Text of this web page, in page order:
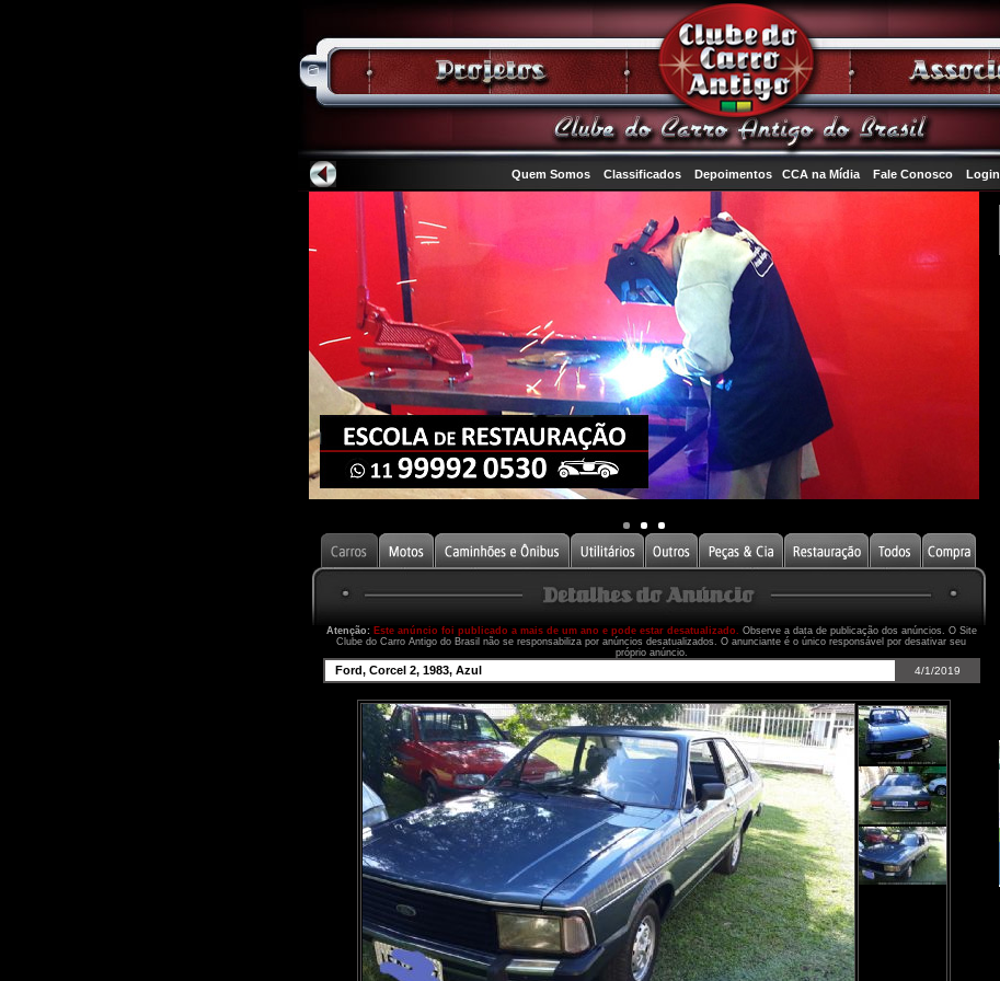
Quem Somos Classificados Depoimentos CCA na Mídia Fale Conosco Login
Atenção: Este anúncio foi publicado a mais de um ano e pode estar desatualizado. Observe a data de publicação dos anúncios. O Site
Clube do Carro Antigo do Brasil não se responsabiliza por anúncios desatualizados. O anunciante é o único responsável por desativar seu
próprio anúncio.
Ford, Corcel 2, 1983, Azul 4/1/2019